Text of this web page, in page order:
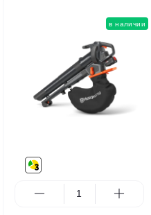
в наличии